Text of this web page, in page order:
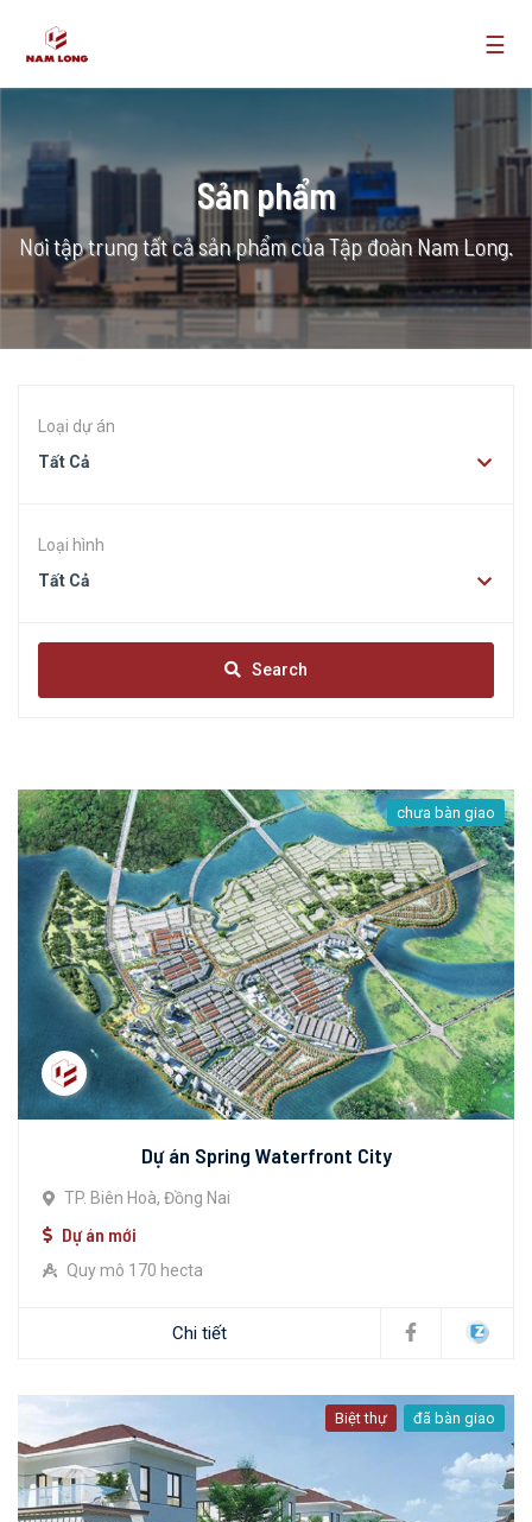
☰
Sản phẩm
Nơi tập trung tất cả sản phẩm của Tập đoàn Nam Long.
Loại dự án
Tất Cả
Loại hình
Tất Cả
Search
chưa bàn giao
Dự án Spring Waterfront City
TP. Biên Hoà, Đồng Nai
Dự án mới
Quy mô 170 hecta
Chi tiết
Biệt thự đã bàn giao